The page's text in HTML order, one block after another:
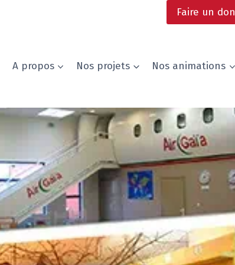
Faire un don
A propos Nos projets Nos animations